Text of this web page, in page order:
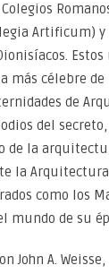
Artificum) y
más célebre de
de
del secreto,
de la
la Arquitectura
como los
mundo de su
John A. Weisse,